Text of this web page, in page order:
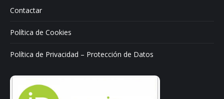
Contactar
Política de Cookies
Política de Privacidad – Protección de Datos